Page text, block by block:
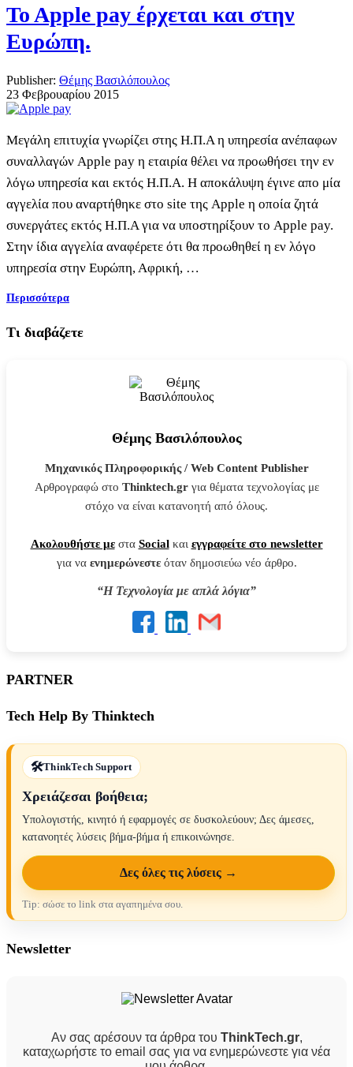
To Apple pay έρχεται και στην
Ευρώπη.
Publisher: Θέμης Βασιλόπουλος
23 Φεβρουαρίου 2015
Μεγάλη επιτυχία γνωρίζει στης Η.Π.Α η υπηρεσία ανέπαφων
συναλλαγών Apple pay η εταιρία θέλει να προωθήσει την εν
λόγω υπηρεσία και εκτός Η.Π.Α. Η αποκάλυψη έγινε απο μία
αγγελία που αναρτήθηκε στο site της Apple η οποία ζητά
συνεργάτες εκτός Η.Π.Α για να υποστηρίξουν το Apple pay.
Στην ίδια αγγελία αναφέρετε ότι θα προωθηθεί η εν λόγο
υπηρεσία στην Ευρώπη, Αφρική, …
Περισσότερα
Τι διαβάζετε
Θέμης Βασιλόπουλος
Μηχανικός Πληροφορικής / Web Content Publisher
Αρθρογραφώ στο Thinktech.grγια θέματα τεχνολογίας με
στόχο να είναι κατανοητή από όλους.
Ακολουθήστε μεστα Socialκαι εγγραφείτε στο newsletter
για να ενημερώνεστεόταν δημοσιεύω νέο άρθρο.
“Η Τεχνολογία με απλά λόγια”
PARTNER
Tech Help By Thinktech
ThinkTech Support
Χρειάζεσαι βοήθεια;
Υπολογιστής, κινητό ή εφαρμογές σε δυσκολεύουν; Δες άμεσες,
κατανοητές λύσεις βήμα-βήμα ή επικοινώνησε.
Δες όλες τις λύσεις →
Tip: σώσε το link στα αγαπημένα σου.
Newsletter
Αν σας αρέσουν τα άρθρα του ThinkTech.gr,
καταχωρήστε το email σας για να ενημερώνεστε για νέα